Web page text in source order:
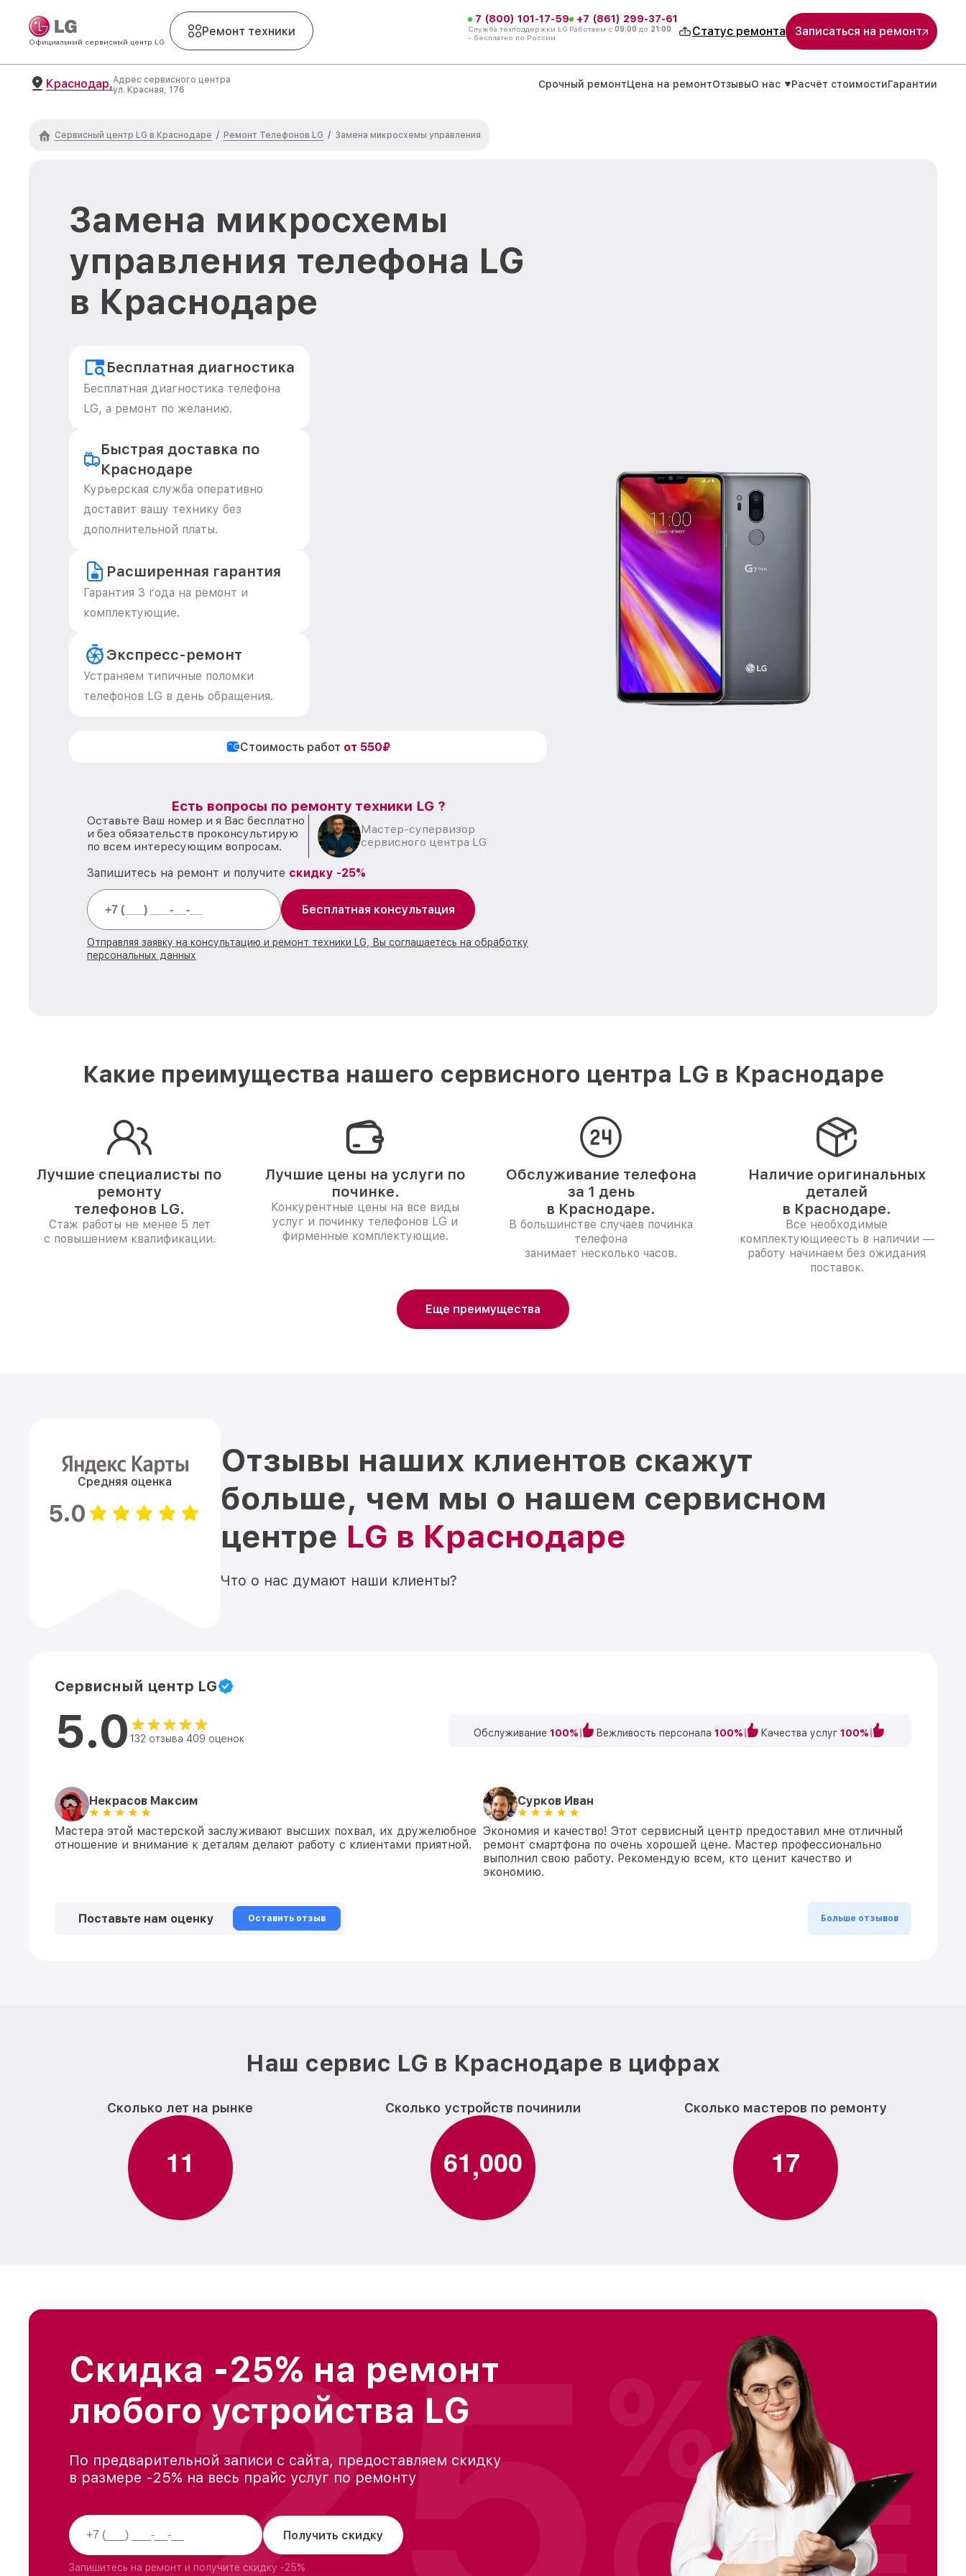
Официальный сервисный центр LG
Ремонт техники
7 (800) 101-17-59
Служба техподдержки LG
- бесплатно по России
+7 (861) 299-37-61
Работаем с 09:00 до 21:00 Статус ремонта Записаться на ремонт
Краснодар,Адрес сервисного центра
ул. Красная, 176
Срочный ремонтЦена на ремонтОтзывыО нас Расчёт стоимостиГарантии
Сервисный центр LG в Краснодаре / Ремонт Телефонов LG / Замена микросхемы управления
Замена микросхемы
управления телефона LG
в Краснодаре
Бесплатная диагностика
Бесплатная диагностика телефона
LG, а ремонт по желанию.
Быстрая доставка по
Краснодаре
Курьерская служба оперативно
доставит вашу технику без
дополнительной платы.
Расширенная гарантия
Гарантия 3 года на ремонт и
комплектующие.
Экспресс-ремонт
Устраняем типичные поломки
телефонов LG в день обращения.
Стоимость работ от 550₽
Есть вопросы по ремонту техники LG ?
Оставьте Ваш номер и я Вас бесплатно
и без обязательств проконсультирую
по всем интересующим вопросам.
Мастер-супервизор
сервисного центра LG
Запишитесь на ремонт и получите скидку -25%
Бесплатная консультация
Отправляя заявку на консультацию и ремонт техники LG, Вы соглашаетесь на обработку
персональных данных
Какие преимущества нашего сервисного центра LG в Краснодаре
Лучшие специалисты по
ремонту
телефонов LG.
Стаж работы не менее 5 лет
с повышением квалификации.
Лучшие цены на услуги по
починке.
Конкурентные цены на все виды
услуг и починку телефонов LG и
фирменные комплектующие.
Обслуживание телефона
за 1 день
в Краснодаре.
В большинстве случаев починка
телефона
занимает несколько часов.
Наличие оригинальных
деталей
в Краснодаре.
Все необходимые
комплектующиеесть в наличии —
работу начинаем без ожидания
поставок.
Еще преимущества
Средняя оценка
5.0
Отзывы наших клиентов скажут
больше, чем мы о нашем сервисном
центре LG в Краснодаре
Что о нас думают наши клиенты?
Сервисный центр LG
5.0 132 отзыва 409 оценок Обслуживание 100% Вежливость персонала 100% Качества услуг 100%
Некрасов Максим
Мастера этой мастерской заслуживают высших похвал, их дружелюбное
отношение и внимание к деталям делают работу с клиентами приятной.
Сурков Иван
Экономия и качество! Этот сервисный центр предоставил мне отличный
ремонт смартфона по очень хорошей цене. Мастер профессионально
выполнил свою работу. Рекомендую всем, кто ценит качество и
экономию.
Поставьте нам оценку Оставить отзыв Больше отзывов
Наш сервис LG в Краснодаре в цифрах
Сколько лет на рынке
11
Сколько устройств починили
61,000
Сколько мастеров по ремонту
17
Скидка -25% на ремонт
любого устройства LG
По предварительной записи с сайта, предоставляем скидку
в размере -25% на весь прайс услуг по ремонту
Получить скидку
Запишитесь на ремонт и получите скидку -25%
%